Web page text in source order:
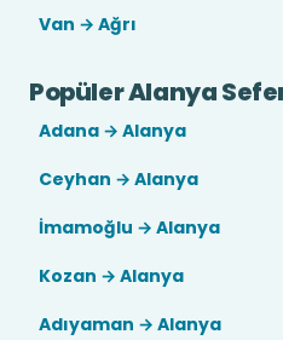
Van → Ağrı
Popüler Alanya
Adana → Alanya
Ceyhan → Alanya
İmamoğlu → Alanya
Kozan → Alanya
Adıyaman → Alanya